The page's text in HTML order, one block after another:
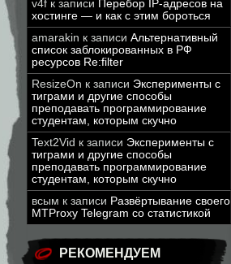
v4f к записи Перебор IP-адресов на
хостинге — и как с этим бороться
amarakin к записи Альтернативный
список заблокированных в РФ
ресурсов Re:filter
ResizeOn к записи Эксперименты с
тиграми и другие способы
преподавать программирование
студентам, которым скучно
Text2Vid к записи Эксперименты с
тиграми и другие способы
преподавать программирование
студентам, которым скучно
всым к записи Развёртывание своего
MTProxy Telegram со статистикой
РЕКОМЕНДУЕМ